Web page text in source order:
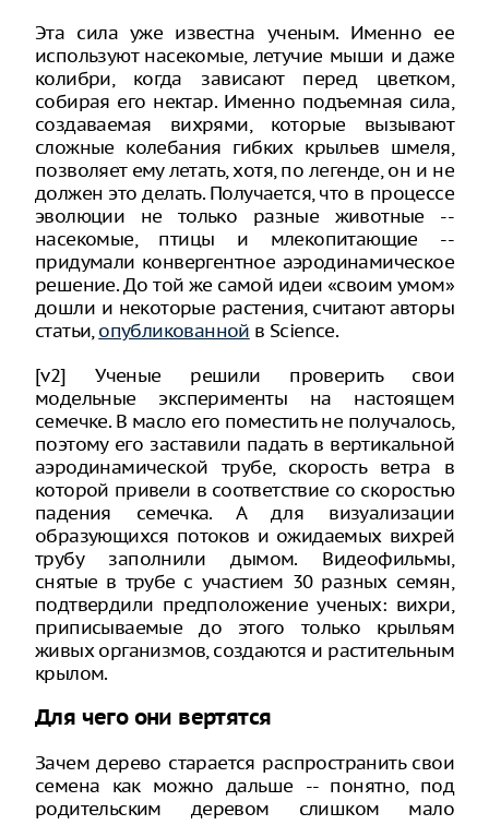
Эта сила уже известна ученым. Именно ее
используют насекомые, летучие мыши и даже
колибри, когда зависают перед цветком,
собирая его нектар. Именно подъемная сила,
создаваемая вихрями, которые вызывают
сложные колебания гибких крыльев шмеля,
позволяет ему летать, хотя, по легенде, он и не
должен это делать. Получается, что в процессе
эволюции не только разные животные --
насекомые, птицы и млекопитающие --
придумали конвергентное аэродинамическое
решение. До той же самой идеи «своим умом»
дошли и некоторые растения, считают авторы
статьи,опубликованной в Science.
[v2] Ученые решили проверить свои
модельные эксперименты на настоящем
семечке. В масло его поместить не получалось,
поэтому его заставили падать в вертикальной
аэродинамической трубе, скорость ветра в
которой привели в соответствие со скоростью
падения семечка. А для визуализации
образующихся потоков и ожидаемых вихрей
трубу заполнили дымом. Видеофильмы,
снятые в трубе с участием 30 разных семян,
подтвердили предположение ученых: вихри,
приписываемые до этого только крыльям
живых организмов, создаются и растительным
крылом.
Для чего они вертятся
Зачем дерево старается распространить свои
семена как можно дальше -- понятно, под
родительским деревом слишком мало